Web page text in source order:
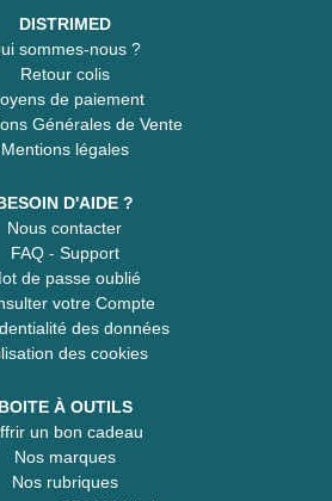
DISTRIMED
sommes-nous ?
Retour colis
de paiement
Générales de Vente
Mentions légales
D'AIDE ?
Nous contacter
FAQ - Support
de passe oublié
votre Compte
des données
des cookies
BOITE À OUTILS
un bon cadeau
Nos marques
Nos rubriques